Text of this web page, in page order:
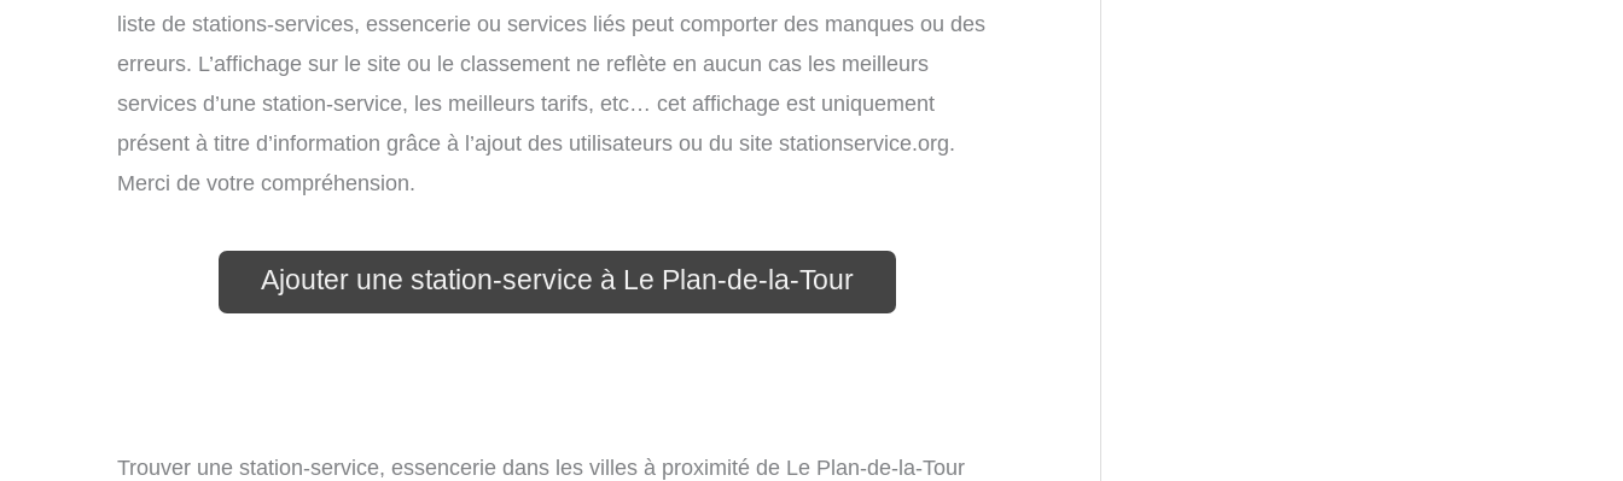
liste de stations-services, essencerie ou services liés peut comporter des manques ou des
erreurs. L’affichage sur le site ou le classement ne reflète en aucun cas les meilleurs
services d’une station-service, les meilleurs tarifs, etc… cet affichage est uniquement
présent à titre d’information grâce à l’ajout des utilisateurs ou du site stationservice.org.
Merci de votre compréhension.
Ajouter une station-service à Le Plan-de-la-Tour
Trouver une station-service, essencerie dans les villes à proximité de Le Plan-de-la-Tour